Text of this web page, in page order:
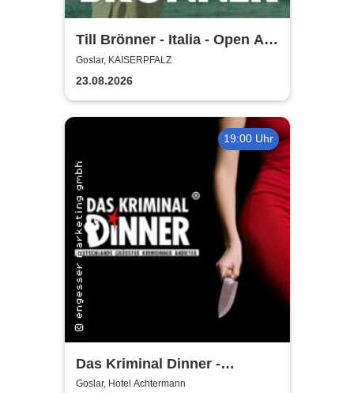
Till Brönner - Italia - Open Air
2026
Goslar, KAISERPFALZ
23.08.2026
19:00 Uhr
Das Kriminal Dinner -
Testament à la Carte
Goslar, Hotel Achtermann